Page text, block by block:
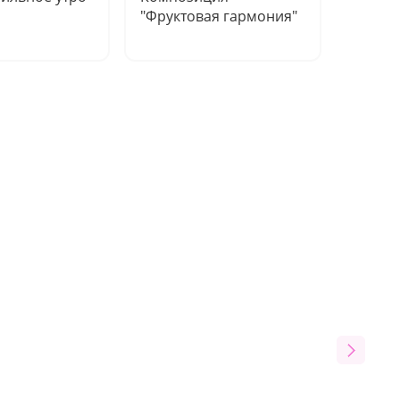
"Фруктовая гармония"